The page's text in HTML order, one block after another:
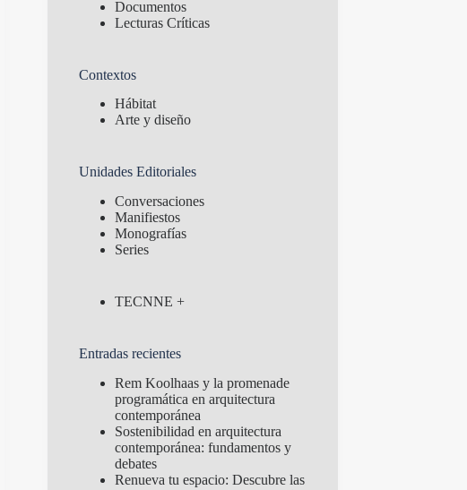
Documentos
Lecturas Críticas
Contextos
Hábitat
Arte y diseño
Unidades Editoriales
Conversaciones
Manifiestos
Monografías
Series
TECNNE +
Entradas recientes
Rem Koolhaas y la promenade
programática en arquitectura
contemporánea
Sostenibilidad en arquitectura
contemporánea: fundamentos y
debates
Renueva tu espacio: Descubre las